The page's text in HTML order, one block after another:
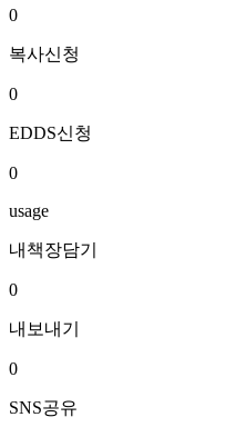
0
복사신청
0
EDDS신청
0
usage
내책장담기
0
내보내기
0
SNS공유